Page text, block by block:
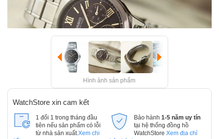
Hình ảnh sản phẩm
WatchStore xin cam kết
1 đổi 1 trong tháng đầu
tiên nếu sản phẩm có lỗi
từ nhà sản xuất. Xem chi
Bảo hành 1-5 năm uy tín
tại hệ thống đồng hồ
WatchStore Xem địa chỉ